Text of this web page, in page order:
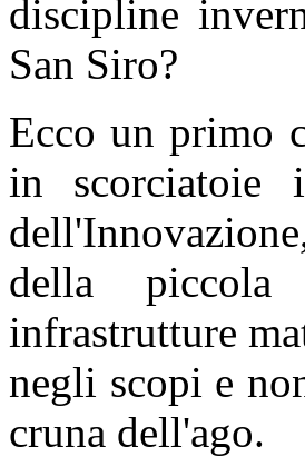
discipline
San Siro?
Ecco un primo
in scorciatoie
della piccola
infrastrutture
negli scopi e
cruna dell'ago.